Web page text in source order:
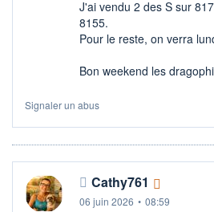
J'ai vendu 2 des S sur
8155.
Pour le reste, on verra
Bon weekend les
Signaler un abus
Cathy761
06 juin 2026 • 08:59